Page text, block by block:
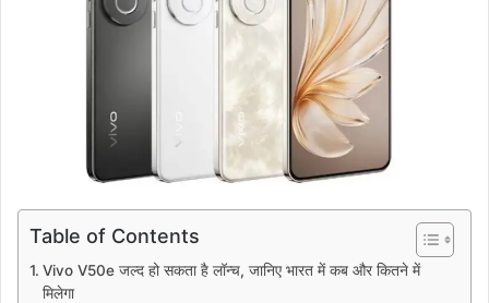
Table of Contents
Vivo V50e जल्द हो सकता है लॉन्च, जानिए भारत में कब और कितने में
मिलेगा